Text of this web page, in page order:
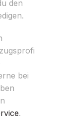
den
bei
.